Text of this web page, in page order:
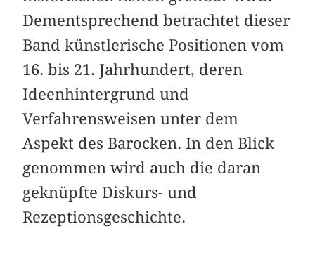
Dementsprechend betrachtet dieser
Band künstlerische Positionen vom
16. bis 21. Jahrhundert, deren
Ideenhintergrund und
Verfahrensweisen unter dem
Aspekt des Barocken. In den Blick
genommen wird auch die daran
geknüpfte Diskurs- und
Rezeptionsgeschichte.